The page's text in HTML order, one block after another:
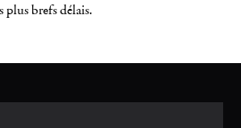
plus brefs délais.